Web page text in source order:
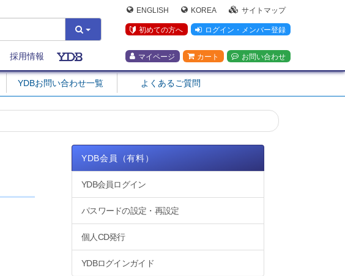
ENGLISH KOREA サイトマップ
初めての方へ ログイン・メンバー登録
マイページ カート お問い合わせ
採用情報
YDBお問い合わせ一覧 よくあるご質問
YDB会員（有料）
YDB会員ログイン
パスワードの設定・再設定
個人CD発行
YDBログインガイド